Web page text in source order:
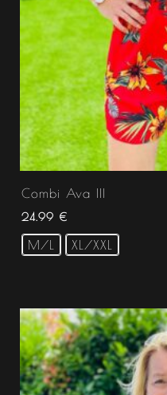
Combi Ava III
24.99 €
M/L XL/XXL